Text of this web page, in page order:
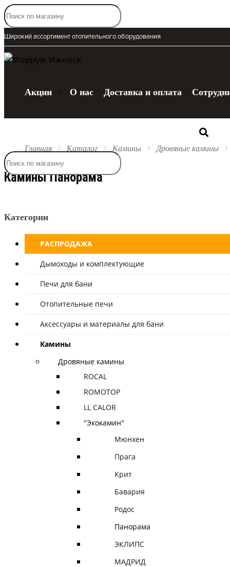
Широкий ассортимент отопительного оборудования
Акции О нас Доставка и оплата
Главная Каталог Камины Дровяные камины
Камины Панорама
Категории
РАСПРОДАЖА
Дымоходы и комплектующие
Печи для бани
Отопительные печи
Аксессуары и материалы для бани
Камины
Дровяные камины
ROCAL
ROMOTOP
LL CALOR
"Экокамин"
Мюнхен
Прага
Крит
Бавария
Родос
Панорама
ЭКЛИПС
МАДРИД